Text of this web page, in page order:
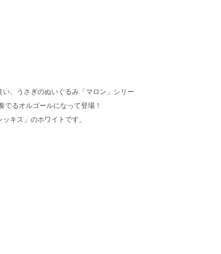
、うさぎのぬいぐるみ「マロン」シリー
でるオルゴールになって登場！
キス」のホワイトです。